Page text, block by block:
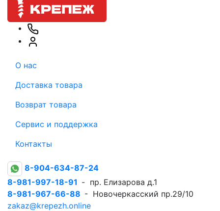
О нас
Доставка товара
Возврат товара
Сервис и поддержка
Контакты
8-904-634-87-24
8-981-997-18-91 - пр. Елизарова д.1
8-981-967-66-88 - Новочеркасский пр.29/10
zakaz@krepezh.online